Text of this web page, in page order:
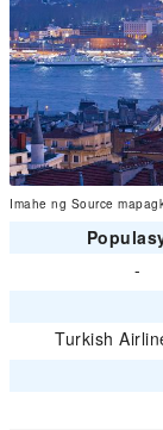
Imahe ng Source
-
Turkish